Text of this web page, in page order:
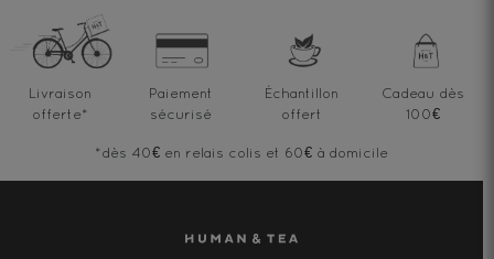
Livraison
offerte*
Paiement
sécurisé
Échantillon
offert
Cadeau dès
100€
*dès 40€ en relais colis et 60€ à domicile